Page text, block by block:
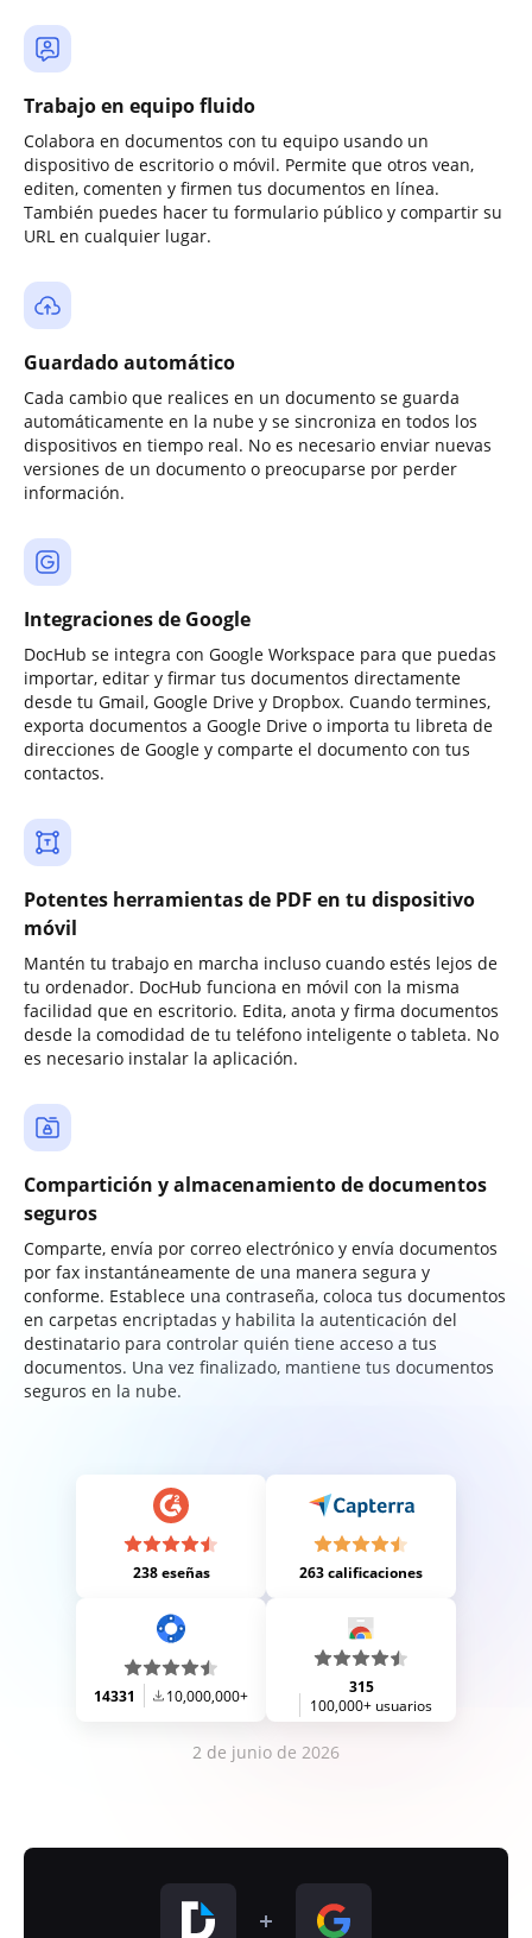
Trabajo en equipo fluido
Colabora en documentos con tu equipo usando un
dispositivo de escritorio o móvil. Permite que otros vean,
editen, comenten y firmen tus documentos en línea.
También puedes hacer tu formulario público y compartir su
URL en cualquier lugar.
Guardado automático
Cada cambio que realices en un documento se guarda
automáticamente en la nube y se sincroniza en todos los
dispositivos en tiempo real. No es necesario enviar nuevas
versiones de un documento o preocuparse por perder
información.
Integraciones de Google
DocHub se integra con Google Workspace para que puedas
importar, editar y firmar tus documentos directamente
desde tu Gmail, Google Drive y Dropbox. Cuando termines,
exporta documentos a Google Drive o importa tu libreta de
direcciones de Google y comparte el documento con tus
contactos.
Potentes herramientas de PDF en tu dispositivo
móvil
Mantén tu trabajo en marcha incluso cuando estés lejos de
tu ordenador. DocHub funciona en móvil con la misma
facilidad que en escritorio. Edita, anota y firma documentos
desde la comodidad de tu teléfono inteligente o tableta. No
es necesario instalar la aplicación.
Compartición y almacenamiento de documentos
seguros
Comparte, envía por correo electrónico y envía documentos
por fax instantáneamente de una manera segura y
conforme. Establece una contraseña, coloca tus documentos
en carpetas encriptadas y habilita la autenticación del
destinatario para controlar quién tiene acceso a tus
documentos. Una vez finalizado, mantiene tus documentos
seguros en la nube.
238 eseñas 263 calificaciones
14331 10,000,000+
315
100,000+ usuarios
2 de junio de 2026